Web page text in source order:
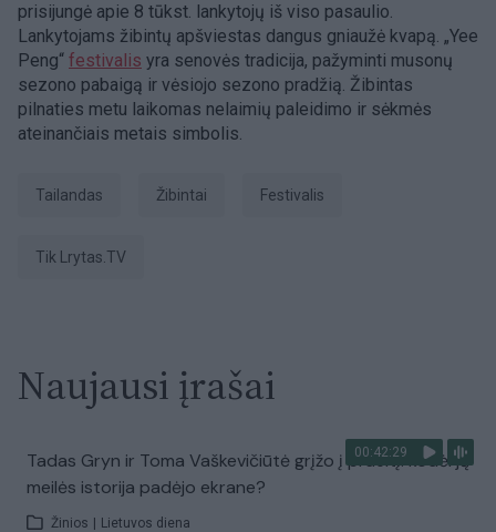
prisijungė apie 8 tūkst. lankytojų iš viso pasaulio.
Lankytojams žibintų apšviestas dangus gniaužė kvapą. „Yee
Peng“ festivalis yra senovės tradicija, pažyminti musonų
sezono pabaigą ir vėsiojo sezono pradžią. Žibintas
pilnaties metu laikomas nelaimių paleidimo ir sėkmės
ateinančiais metais simbolis.
Tailandas žibintai Festivalis
tik Lrytas.TV
Naujausi įrašai
00:42:29
Tadas Gryn ir Toma Vaškevičiūtė grįžo į praeitį: kodėl jų
meilės istorija padėjo ekrane?
Žinios Lietuvos diena